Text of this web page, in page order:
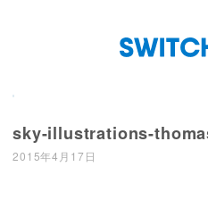
sky-illustrations-
2015年4月17日